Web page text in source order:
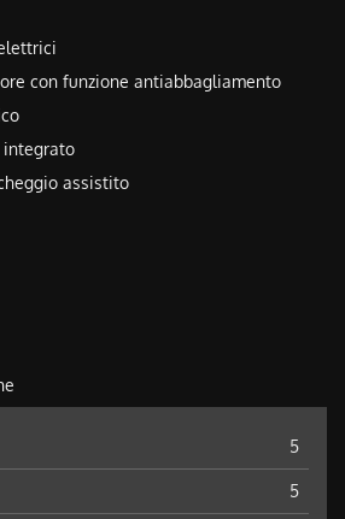
con funzione antiabbagliamento
integrato
assistito
5
5